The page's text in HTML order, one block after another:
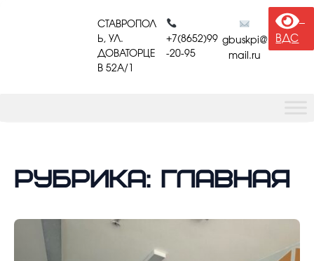
СТАВРОПОЛ
Ь, УЛ.
ДОВАТОРЦЕ
В 52A/1
+7(8652)99
-20-95
gbuskpi@
mail.ru
ВДС
Рубрика: Главная